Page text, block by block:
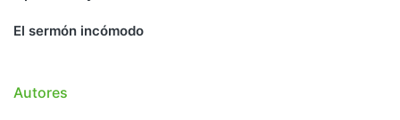
El sermón incómodo
Autores